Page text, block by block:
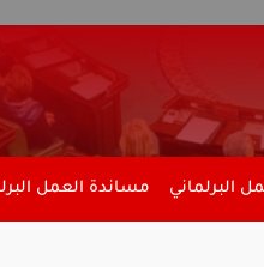
البرلماني مساندة العمل